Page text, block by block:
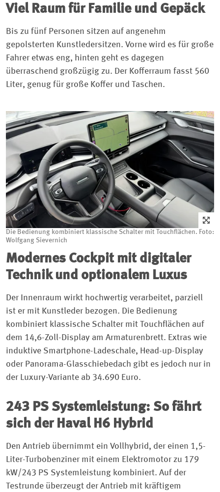
Viel Raum für Familie und Gepäck
Bis zu fünf Personen sitzen auf angenehm
gepolsterten Kunstledersitzen. Vorne wird es für große
Fahrer etwas eng, hinten geht es dagegen
überraschend großzügig zu. Der Kofferraum fasst 560
Liter, genug für große Koffer und Taschen.
Die Bedienung kombiniert klassische Schalter mit Touchflächen. Foto:
Wolfgang Sievernich
Modernes Cockpit mit digitaler
Technik und optionalem Luxus
Der Innenraum wirkt hochwertig verarbeitet, parziell
ist er mit Kunstleder bezogen. Die Bedienung
kombiniert klassische Schalter mit Touchflächen auf
dem 14,6-Zoll-Display am Armaturenbrett. Extras wie
induktive Smartphone-Ladeschale, Head-up-Display
oder Panorama-Glasschiebedach gibt es jedoch nur in
der Luxury-Variante ab 34.690 Euro.
243 PS Systemleistung: So fährt
sich der Haval H6 Hybrid
Den Antrieb übernimmt ein Vollhybrid, der einen 1,5-
Liter-Turbobenziner mit einem Elektromotor zu 179
kW/243 PS Systemleistung kombiniert. Auf der
Testrunde überzeugt der Antrieb mit kräftigem